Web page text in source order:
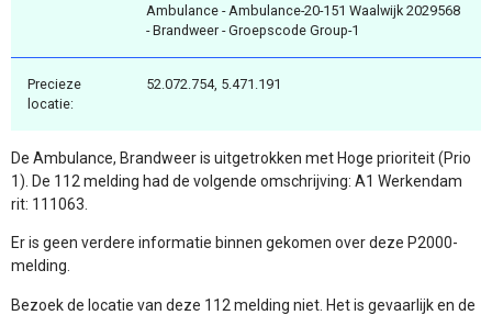
Ambulance - Ambulance-20-151 Waalwijk 2029568
- Brandweer - Groepscode Group-1
Precieze
locatie:
52.072.754, 5.471.191
De Ambulance, Brandweer is uitgetrokken met Hoge prioriteit (Prio
1). De 112 melding had de volgende omschrijving: A1 Werkendam
rit: 111063.
Er is geen verdere informatie binnen gekomen over deze P2000-
melding.
Bezoek de locatie van deze 112 melding niet. Het is gevaarlijk en de